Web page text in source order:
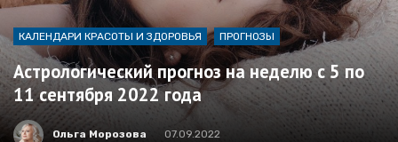
КАЛЕНДАРИ КРАСОТЫ И ЗДОРОВЬЯ ПРОГНОЗЫ
Астрологический прогноз на неделю с 5 по
11 сентября 2022 года
Ольга Морозова 07.09.2022